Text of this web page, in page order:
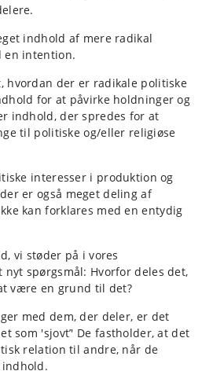
indhold af mere radikal
en intention.
hvordan der er radikale politiske
for at påvirke holdninger og
indhold, der spredes for at
til politiske og/eller religiøse
interesser i produktion og
er også meget deling af
kan forklares med en entydig
vi støder på i vores
nyt spørgsmål: Hvorfor deles det,
være en grund til det?
med dem, der deler, er det
som 'sjovt’' De fastholder, at det
relation til andre, når de